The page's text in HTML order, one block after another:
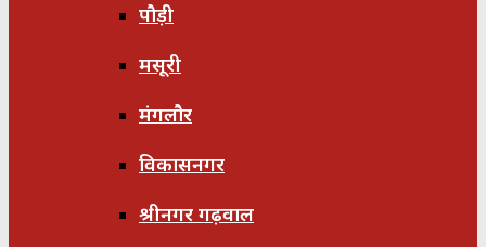
पौड़ी
मसूरी
मंगलौर
विकासनगर
श्रीनगर गढ़वाल